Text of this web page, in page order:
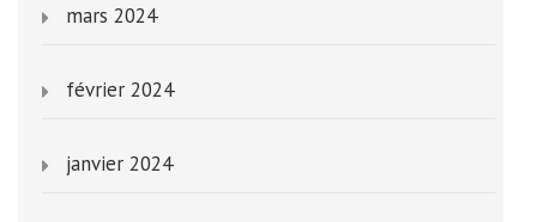
mars 2024
février 2024
janvier 2024